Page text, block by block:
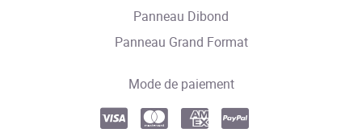
Panneau Dibond
Panneau Grand Format
Mode de paiement